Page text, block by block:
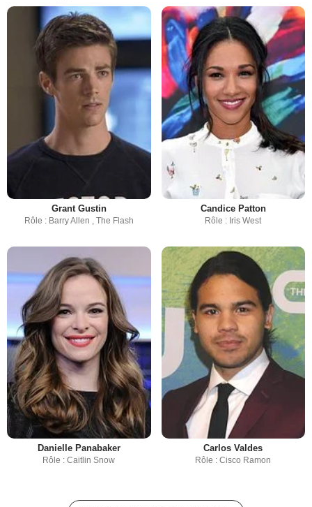
Grant Gustin
Rôle : Barry Allen , The Flash
Candice Patton
Rôle : Iris West
Danielle Panabaker
Rôle : Caitlin Snow
Carlos Valdes
Rôle : Cisco Ramon